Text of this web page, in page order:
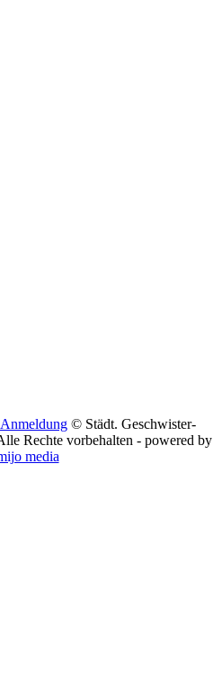
Anmeldung © Städt. Geschwister-
Rechte vorbehalten - powered by
media